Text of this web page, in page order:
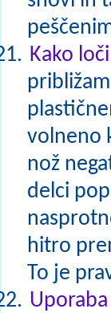
Kako
volneno
nož
delci
hitro
To je